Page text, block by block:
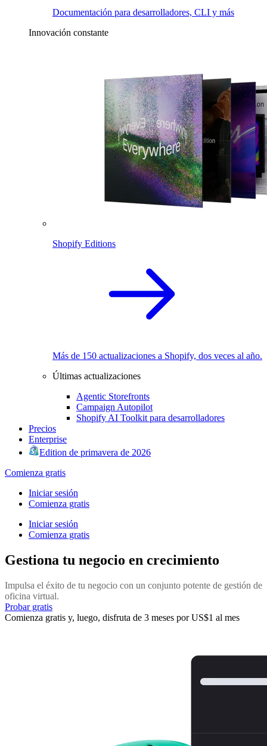
Documentación para desarrolladores, CLI y más
Innovación constante
Shopify Editions
Más de 150 actualizaciones a Shopify, dos veces al año.
Últimas actualizaciones
Agentic Storefronts
Campaign Autopilot
Shopify AI Toolkit para desarrolladores
Precios
Enterprise
Edition de primavera de 2026
Comienza gratis
Iniciar sesión
Comienza gratis
Iniciar sesión
Comienza gratis
Gestiona tu negocio en crecimiento
Impulsa el éxito de tu negocio con un conjunto potente de gestión de
oficina virtual.
Probar gratis
Comienza gratis y, luego, disfruta de 3 meses por US$1 al mes